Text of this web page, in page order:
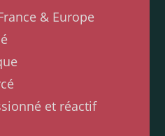
& Europe
et réactif